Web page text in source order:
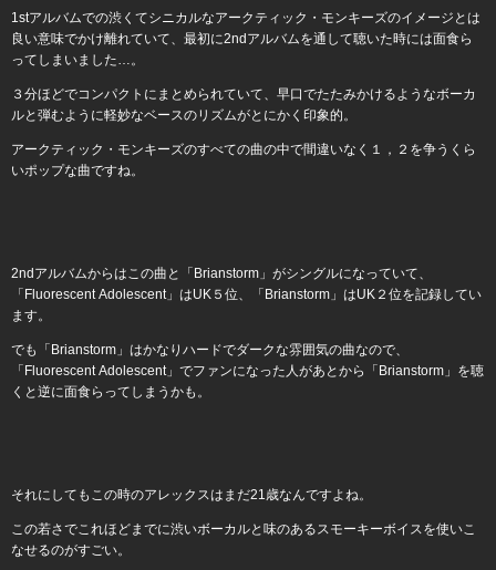
1stアルバムでの渋くてシニカルなアークティック・モンキーズのイメージとは
良い意味でかけ離れていて、最初に2ndアルバムを通して聴いた時には面食ら
ってしまいました…。
３分ほどでコンパクトにまとめられていて、早口でたたみかけるようなボーカ
ルと弾むように軽妙なベースのリズムがとにかく印象的。
アークティック・モンキーズのすべての曲の中で間違いなく１，２を争うくら
いポップな曲ですね。
2ndアルバムからはこの曲と「Brianstorm」がシングルになっていて、
「Fluorescent Adolescent」はUK５位、「Brianstorm」はUK２位を記録してい
ます。
でも「Brianstorm」はかなりハードでダークな雰囲気の曲なので、
「Fluorescent Adolescent」でファンになった人があとから「Brianstorm」を聴
くと逆に面食らってしまうかも。
それにしてもこの時のアレックスはまだ21歳なんですよね。
この若さでこれほどまでに渋いボーカルと味のあるスモーキーボイスを使いこ
なせるのがすごい。